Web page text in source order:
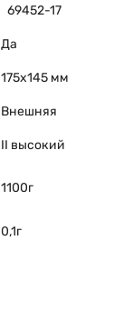
69452-17
Да
175x145 мм
Внешняя
II высокий
1100г
0,1г